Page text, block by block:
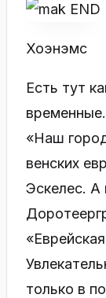
Хоэнэмс
Есть тут
«Наш
венских
Эскелес. А
только в